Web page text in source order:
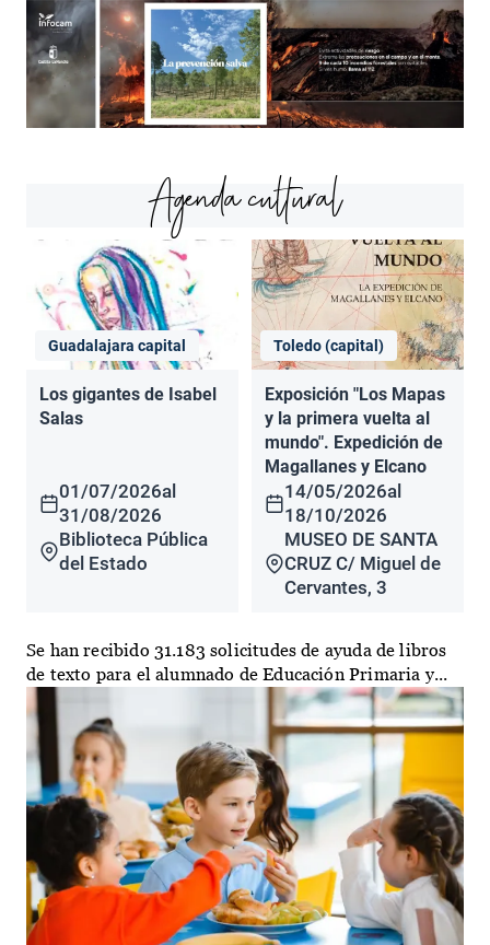
Agenda cultural
Guadalajara capital
Los gigantes de Isabel
Salas
01/07/2026al
31/08/2026
Biblioteca Pública
del Estado
Toledo (capital)
Exposición "Los Mapas
y la primera vuelta al
mundo". Expedición de
Magallanes y Elcano
14/05/2026al
18/10/2026
MUSEO DE SANTA
CRUZ C/ Miguel de
Cervantes, 3
Se han recibido 31.183 solicitudes de ayuda de libros
de texto para el alumnado de Educación Primaria y...